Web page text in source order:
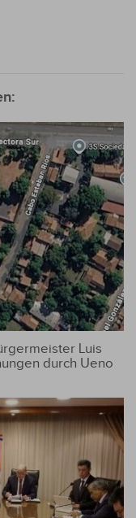
Luis
durch Ueno